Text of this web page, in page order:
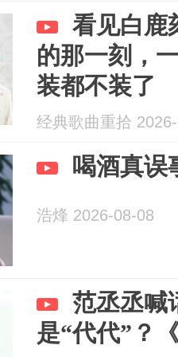
看见白鹿
的那一刻，
装都不装了
经典歌曲重拾
喝酒真误
浩烽 2026-08-08
范丞丞喊
是“代代”？